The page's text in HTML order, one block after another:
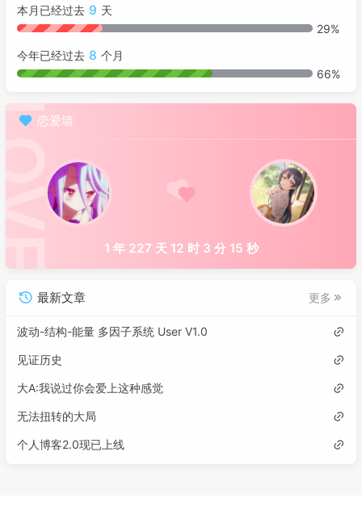
本月已经过去 9 天
29%
今年已经过去 8 个月
66%
恋爱墙
1 年 227 天 12 时 3 分 15 秒
最新文章 更多
波动-结构-能量 多因子系统 User V1.0
见证历史
大A:我说过你会爱上这种感觉
无法扭转的大局
个人博客2.0现已上线